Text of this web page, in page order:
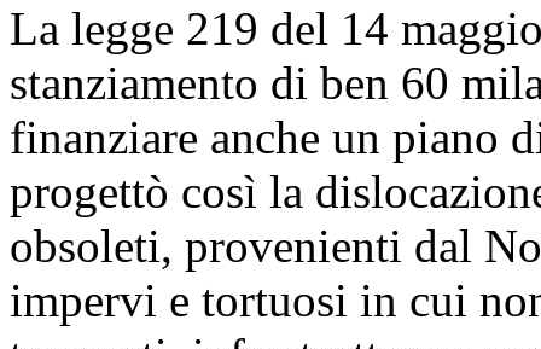
La legge 219 del 14
stanziamento di ben 60
finanziare anche un piano
progettò così la
obsoleti, provenienti dal
impervi e tortuosi in cui